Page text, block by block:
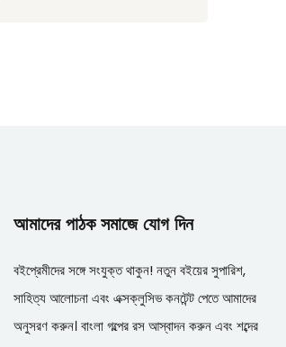
আমাদের পাঠক সমাজে যোগ দিন
বইপ্রেমীদের সঙ্গে সংযুক্ত থাকুন! নতুন বইয়ের সুপারিশ,
সাহিত্য আলোচনা এবং এক্সক্লুসিভ কনটেন্ট পেতে আমাদের
অনুসরণ করুন। বাংলা গল্পের রস আস্বাদন করুন এবং শব্দের